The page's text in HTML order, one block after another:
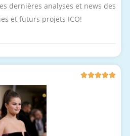
dernières analyses et news des
et futurs projets ICO!
